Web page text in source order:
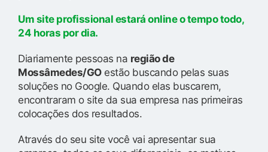
Um site profissional estará online o tempo todo,
24 horas por dia.
Diariamente pessoas na região de
Mossâmedes/GOestão buscando pelas suas
soluções no Google. Quando elas buscarem,
encontraram o site da sua empresa nas primeiras
colocações dos resultados.
Através do seu site você vai apresentar sua